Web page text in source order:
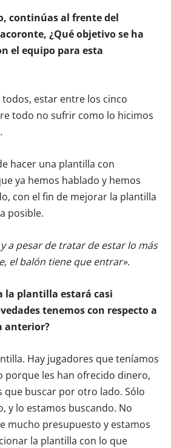
continúas al frente del
¿Qué objetivo se ha
el equipo para esta
estar entre los cinco
todo no sufrir como lo hicimos
hacer una plantilla con
ya hemos hablado y hemos
con el fin de mejorar la plantilla
posible.
a pesar de tratar de estar lo más
el balón tiene que entrar».
la plantilla estará casi
tenemos con respecto a
anterior?
Hay jugadores que teníamos
porque les han ofrecido dinero,
que buscar por otro lado. Sólo
y lo estamos buscando. No
mucho presupuesto y estamos
la plantilla con lo que